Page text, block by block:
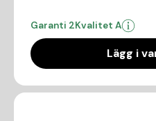
Garanti 2Kvalitet A
Lägg i